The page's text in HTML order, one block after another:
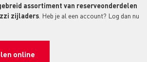
assortiment van reserveonderdelen
zijladers . Heb je al een account? Log dan nu
online